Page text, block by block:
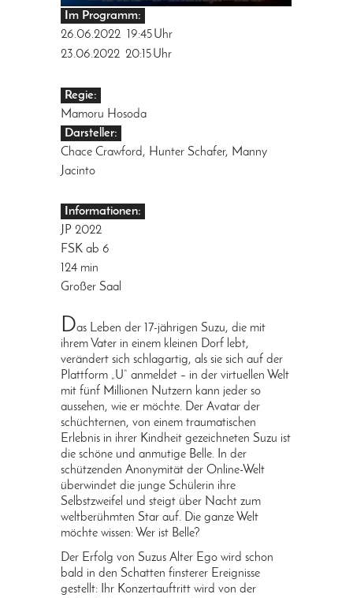
Im Programm:
26.06.2022
19:45Uhr
23.06.2022 20:15Uhr
Regie:
Mamoru Hosoda
Darsteller:
Chace Crawford, Hunter Schafer, Manny
Jacinto
Informationen:
JP 2022
FSK ab 6
124 min
Großer Saal
Das Leben der 17-jährigen Suzu, die mit
ihrem Vater in einem kleinen Dorf lebt,
verändert sich schlagartig, als sie sich auf der
Plattform „U“ anmeldet – in der virtuellen Welt
mit fünf Millionen Nutzern kann jeder so
aussehen, wie er möchte. Der Avatar der
schüchternen, von einem traumatischen
Erlebnis in ihrer Kindheit gezeichneten Suzu ist
die schöne und anmutige Belle. In der
schützenden Anonymität der Online-Welt
überwindet die junge Schülerin ihre
Selbstzweifel und steigt über Nacht zum
weltberühmten Star auf. Die ganze Welt
möchte wissen: Wer ist Belle?
Der Erfolg von Suzus Alter Ego wird schon
bald in den Schatten finsterer Ereignisse
gestellt: Ihr Konzertauftritt wird von der